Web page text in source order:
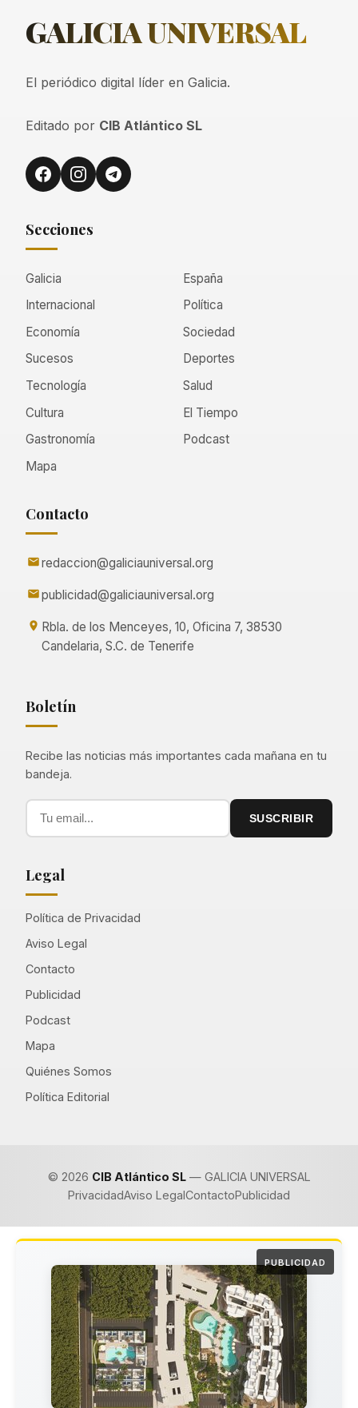
GALICIAUNIVERSAL
El periódico digital líder en Galicia.
Editado por CIB Atlántico SL
Secciones
Galicia
España
Internacional
Política
Economía
Sociedad
Sucesos
Deportes
Tecnología
Salud
Cultura
El Tiempo
Gastronomía
Podcast
Mapa
Contacto
redaccion@galiciauniversal.org
publicidad@galiciauniversal.org
Rbla. de los Menceyes, 10, Oficina 7, 38530
Candelaria, S.C. de Tenerife
Boletín
Recibe las noticias más importantes cada mañana en tu
bandeja.
SUSCRIBIR
Legal
Política de Privacidad
Aviso Legal
Contacto
Publicidad
Podcast
Mapa
Quiénes Somos
Política Editorial
© 2026 CIB Atlántico SL— GALICIA UNIVERSAL
PrivacidadAviso LegalContactoPublicidad
PUBLICIDAD